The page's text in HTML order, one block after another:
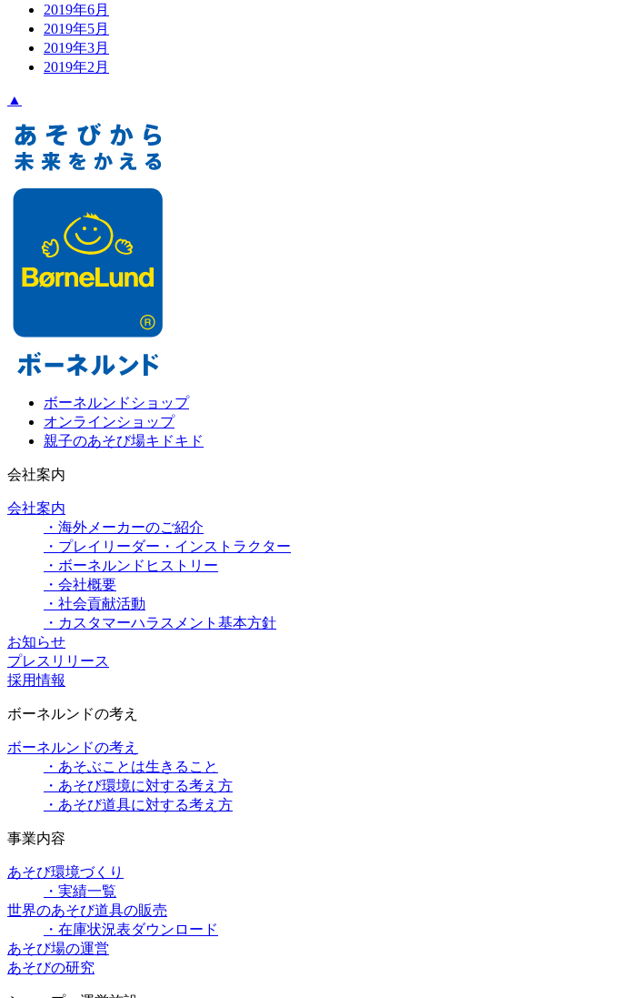
2019年6月
2019年5月
2019年3月
2019年2月
▲
ボーネルンドショップ
オンラインショップ
親子のあそび場キドキド
会社案内
会社案内
・海外メーカーのご紹介
・プレイリーダー・インストラクター
・ボーネルンドヒストリー
・会社概要
・社会貢献活動
・カスタマーハラスメント基本方針
お知らせ
プレスリリース
採用情報
ボーネルンドの考え
ボーネルンドの考え
・あそぶことは生きること
・あそび環境に対する考え方
・あそび道具に対する考え方
事業内容
あそび環境づくり
・実績一覧
世界のあそび道具の販売
・在庫状況表ダウンロード
あそび場の運営
あそびの研究